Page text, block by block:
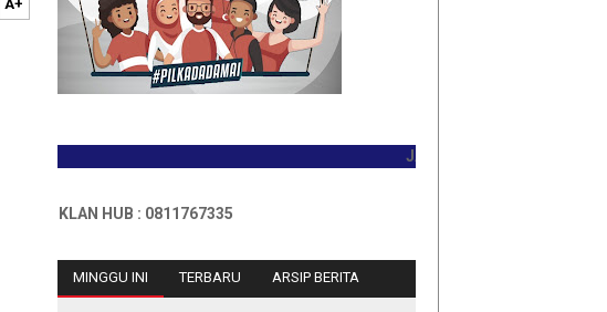
A+
JADILAH PEMBACA PERTAMA
IKLAN HUB : 0811767335
MINGGU INI TERBARU ARSIP BERITA